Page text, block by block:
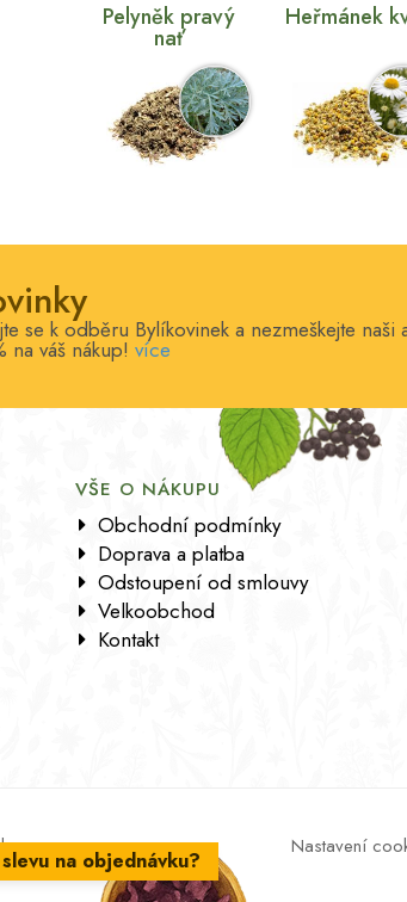
Pelyněk pravý
nať
Heřmánek
se k odběru Bylíkovinek a nezmeškejte naši
na váš nákup! více
VŠE O NÁKUPU
Obchodní podmínky
Doprava a platba
Odstoupení od smlouvy
Velkoobchod
Kontakt
s.r.o. Nastavení
na objednávku?